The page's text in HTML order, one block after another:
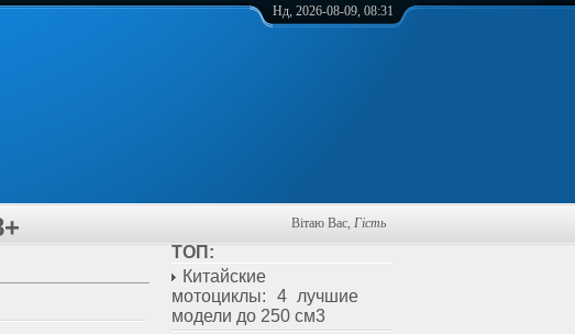
Нд, 2026-08-09, 08:31
Вітаю Вас, Гість
ТОП:
Китайские
мотоциклы: 4 лучшие
модели до 250 см3